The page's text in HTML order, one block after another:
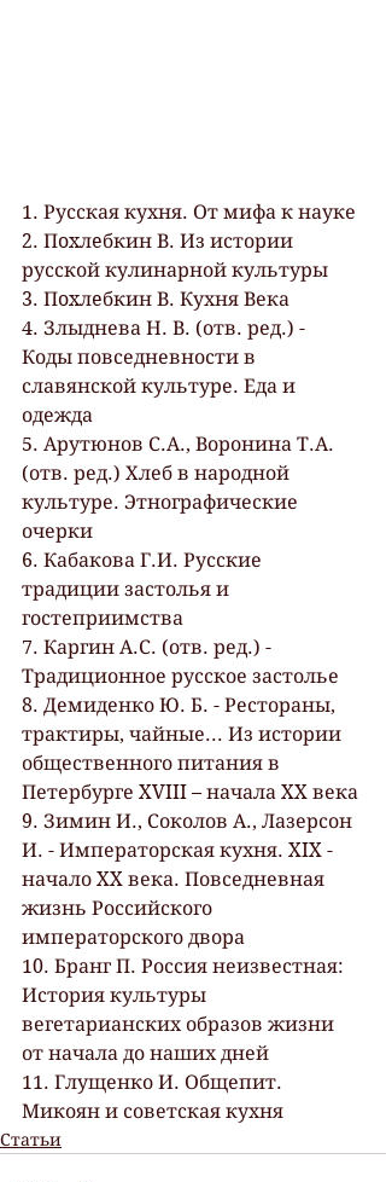
1. Русская кухня. От мифа к науке
2. Пoxлeбкин В. Из истории
русской кулинарной культуры
3. Пoxлeбкин В. Кухня Века
4. Злыднева Н. В. (отв. ред.) -
Коды повседневности в
славянской культуре. Еда и
одежда
5. Арутюнов С.А., Воронина Т.А.
(отв. ред.) Хлеб в народной
культуре. Этнографические
очерки
6. Кабакова Г.И. Русские
традиции застолья и
гостеприимства
7. Каргин А.С. (отв. ред.) -
Традиционное русское застолье
8. Демиденко Ю. Б. - Рестораны,
трактиры, чайные... Из истории
общественного питания в
Петербурге XVIII – начала XX века
9. Зимин И., Соколов А., Лазерсон
И. - Императорская кухня. XIX -
начало XX века. Повседневная
жизнь Российского
императорского двора
10. Бранг П. Россия неизвестная:
История культуры
вегетарианских образов жизни
от начала до наших дней
11. Глущенко И. Общепит.
Микоян и советская кухня
Статьи